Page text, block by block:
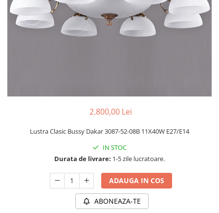
PLAFONIERE MODERNE
VEIOZE MODERNE
LAMPADARE MODERNE
MINI SPOTURI MAGNETICE &
SUSPENSII VINTAGE
ACCESORII & CABLU VINTAGE
2.800,00 Lei
Lustra Clasic Bussy Dakar 3087-52-08B 11X40W E27/E14
IN STOC
Durata de livrare: 1-5 zile lucratoare.
ADAUGA IN COS
ABONEAZA-TE